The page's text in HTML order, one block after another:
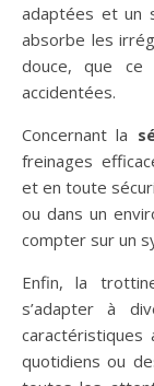
adaptées et un
absorbe les
douce, que
accidentées.
Concernant la
freinages
et en toute
ou dans un
compter sur un
Enfin, la
s’adapter à
quotidiens ou